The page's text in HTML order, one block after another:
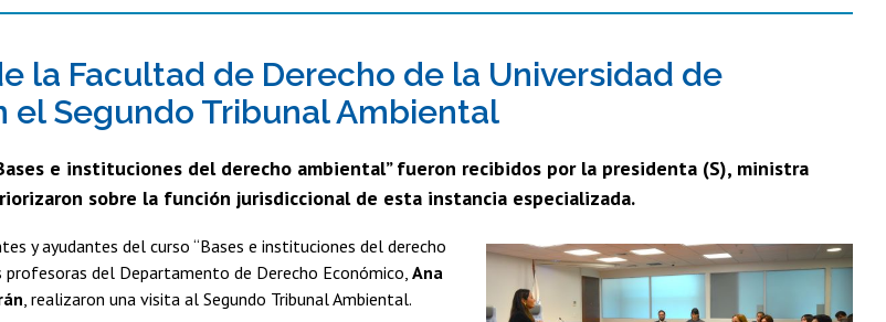
Estudios Avanzados en Educación
Estudios Internacionales
Nutrición y Tecnología de
Bachillerato
la Facultad de Derecho de la Universidad de
el Segundo Tribunal Ambiental
e instituciones del derecho ambiental” fueron recibidos por la presidenta (S), ministra
sobre la función jurisdiccional de esta instancia especializada.
y ayudantes del curso “Bases e instituciones del derecho
del Departamento de Derecho Económico, Ana
, realizaron una visita al Segundo Tribunal Ambiental.